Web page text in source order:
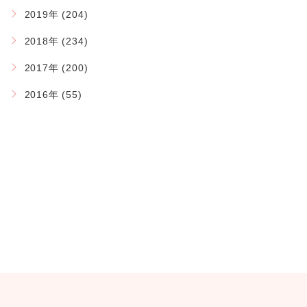
2019年 (204)
2018年 (234)
2017年 (200)
2016年 (55)